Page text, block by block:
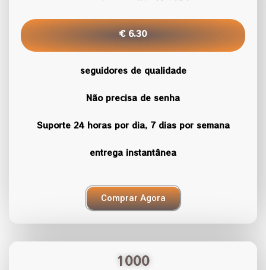
€ 6.30
seguidores de qualidade
Não precisa de senha
Suporte 24 horas por dia, 7 dias por semana
entrega instantânea
Comprar Agora
1000